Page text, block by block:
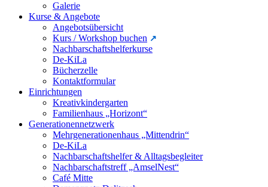
Galerie
Kurse & Angebote
Angebotsübersicht
Kurs / Workshop buchen
Nachbarschaftshelferkurse
De-KiLa
Bücherzelle
Kontaktformular
Einrichtungen
Kreativkindergarten
Familienhaus „Horizont“
Generationennetzwerk
Mehrgenerationenhaus „Mittendrin“
De-KiLa
Nachbarschaftshelfer & Alltagsbegleiter
Nachbarschaftstreff „AmselNest“
Café Mitte